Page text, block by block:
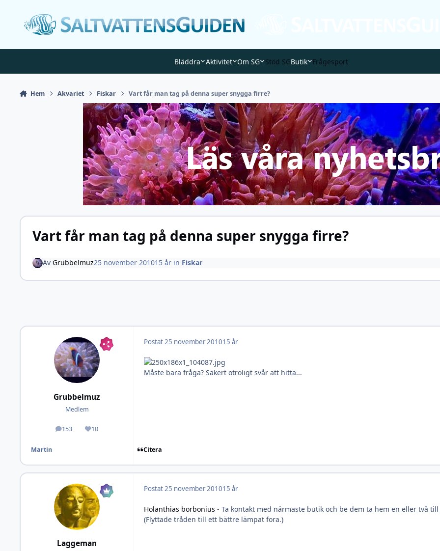
Bläddra Aktivitet Om SG Stöd SGButik Frågesport
Hem Akvariet Fiskar Vart får man tag på denna super snygga firre?
Vart får man tag på denna super snygga firre?
Av Grubbelmuz25 november 201015 årin Fiskar
Grubbelmuz
Medlem
153
Inlägg 10
Omdöme
Martin
Postat25 november 201015 år
Måste bara fråga? Säkert otroligt svår att hitta...
Citera
Laggeman
Postat25 november 201015 år
Holanthias borbonius - Ta kontakt med närmaste butik och be dem ta hem en eller två
(Flyttade tråden till ett bättre lämpat fora.)